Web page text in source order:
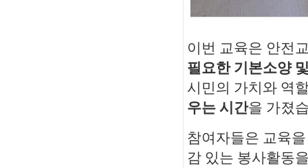
이번 교육은 안전
필요한 기본소양
시민의 가치와 역
우는 시간을 가졌
참여자들은 교육
감 있는 봉사활동